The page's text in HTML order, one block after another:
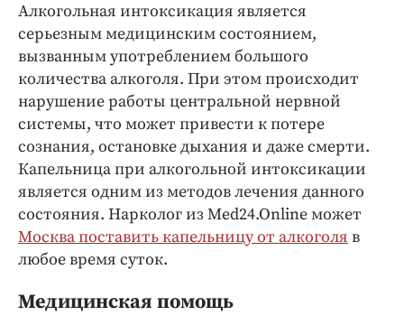
Спорт
Экономика и бизнес
ПРОЕКТЫ
Блоги
Издания
Медиаперсона
Интересное чтиво
Клиника года
Бренд года
Алкогольная интоксикация является
серьезным медицинским состоянием,
вызванным употреблением большого
количества алкоголя. При этом происходит
нарушение работы центральной нервной
системы, что может привести к потере
сознания, остановке дыхания и даже смерти.
Капельница при алкогольной интоксикации
является одним из методов лечения данного
состояния. Нарколог из Med24.Online может
Москва поставить капельницу от алкоголя в
любое время суток.
Медицинская помощь